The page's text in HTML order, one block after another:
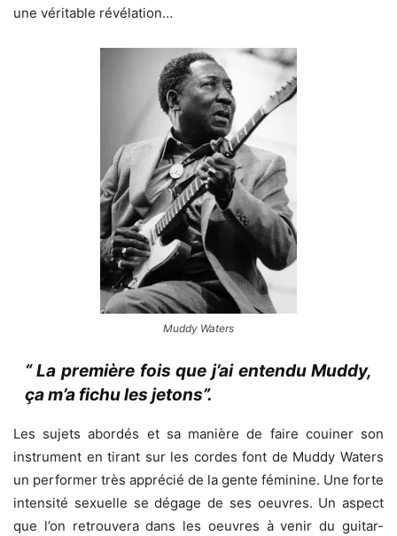
une véritable révélation…
Muddy Waters
“ La première fois que j’ai entendu Muddy,
ça m’a fichu les jetons”.
Les sujets abordés et sa manière de faire couiner son
instrument en tirant sur les cordes font de Muddy Waters
un performer très apprécié de la gente féminine. Une forte
intensité sexuelle se dégage de ses oeuvres. Un aspect
que l’on retrouvera dans les oeuvres à venir du guitar-